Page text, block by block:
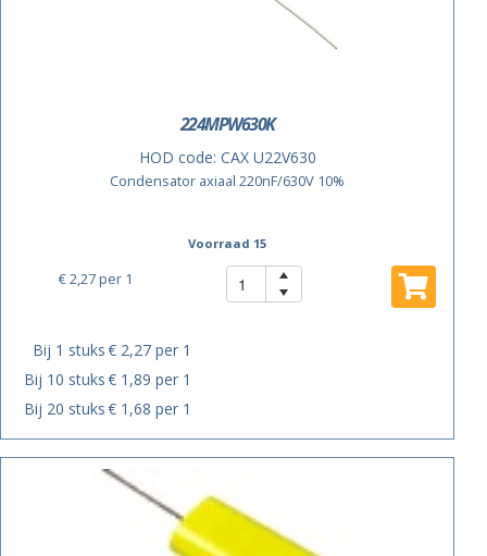
224MPW630K
HOD code: CAX U22V630
Condensator axiaal 220nF/630V 10%
Voorraad 15
€ 2,27per 1
Bij 1 stuks€ 2,27 per 1
Bij 10 stuks€ 1,89 per 1
Bij 20 stuks€ 1,68 per 1